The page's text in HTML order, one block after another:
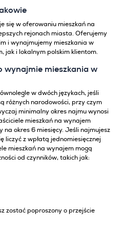
się w oferowaniu mieszkań na
rejonach miasta. Oferujemy
i wynajmujemy mieszkania w
jak i lokalnym polskim klientom.
wynajmie mieszkania w
w dwóch językach, jeśli
różnych narodowości, przy czym
minimalny okres najmu wynosi
mieszkań na wynajem
na okres 6 miesięcy. Jeśli najmujesz
liczyć z wpłatą jednomiesięcznej
mieszkań na wynajem mogą
od czynników, takich jak:
zostać poproszony o przejście